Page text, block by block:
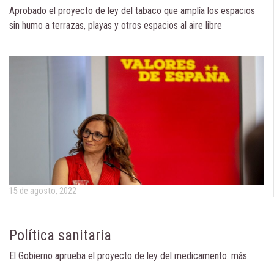
Aprobado el proyecto de ley del tabaco que amplía los espacios
sin humo a terrazas, playas y otros espacios al aire libre
15 de agosto, 2022
Política sanitaria
El Gobierno aprueba el proyecto de ley del medicamento: más